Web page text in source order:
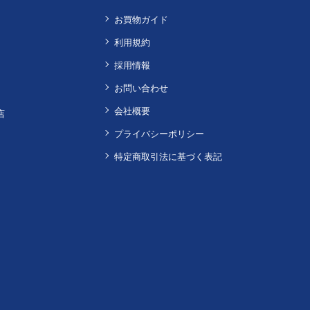
お買物ガイド
利用規約
採用情報
お問い合わせ
会社概要
プライバシーポリシー
特定商取引法に基づく表記